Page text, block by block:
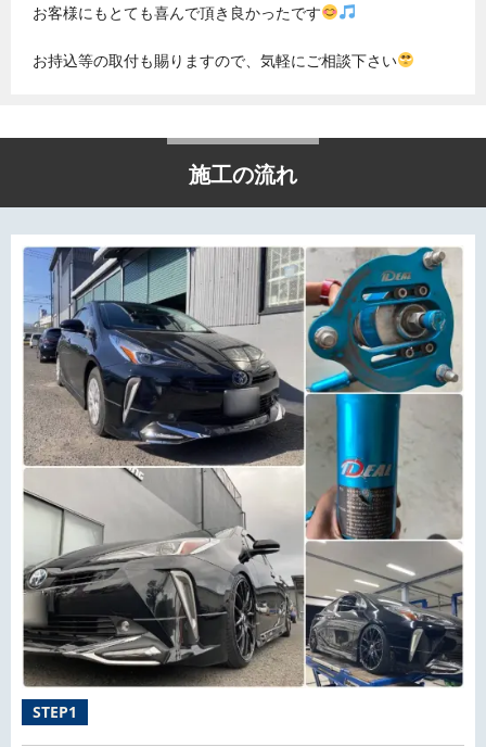
お客様にもとても喜んで頂き良かったです
お持込等の取付も賜りますので、気軽にご相談下さい
施工の流れ
STEP1